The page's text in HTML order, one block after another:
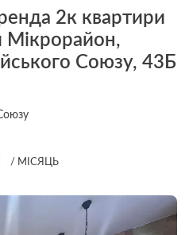
2к квартири
Союзу, 43Б
/ МІСЯЦЬ